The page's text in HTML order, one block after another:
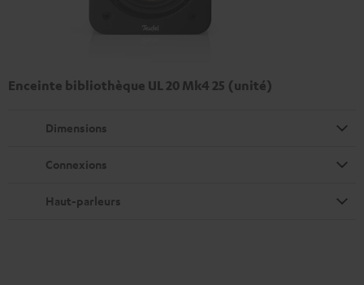
Enceinte bibliothèque UL 20 Mk4 25 (unité)
Dimensions
Connexions
Haut-parleurs